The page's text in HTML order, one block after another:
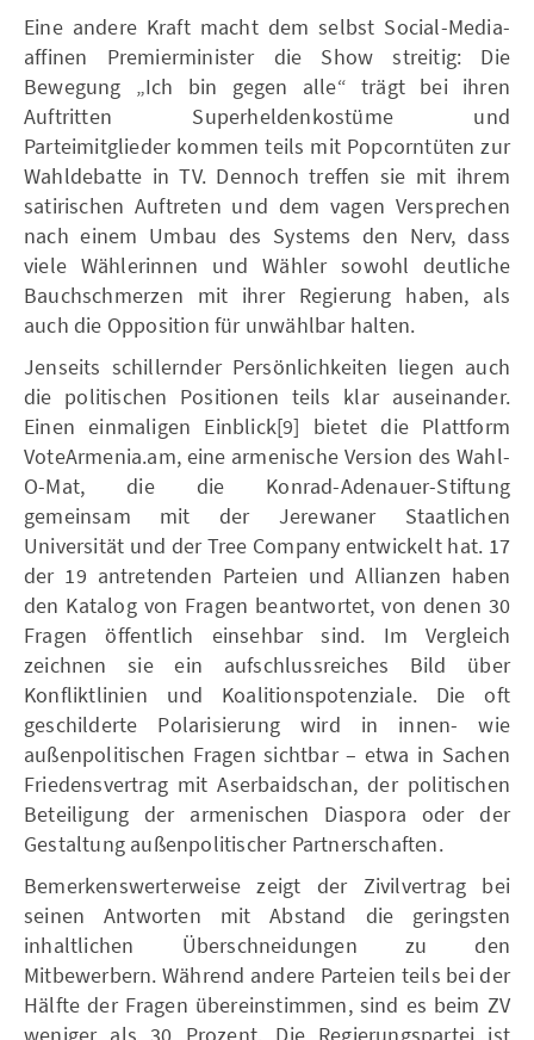
Eine andere Kraft macht dem selbst Social-Media-
affinen Premierminister die Show streitig: Die
Bewegung „Ich bin gegen alle“ trägt bei ihren
Auftritten Superheldenkostüme und
Parteimitglieder kommen teils mit Popcorntüten zur
Wahldebatte in TV. Dennoch treffen sie mit ihrem
satirischen Auftreten und dem vagen Versprechen
nach einem Umbau des Systems den Nerv, dass
viele Wählerinnen und Wähler sowohl deutliche
Bauchschmerzen mit ihrer Regierung haben, als
auch die Opposition für unwählbar halten.
Jenseits schillernder Persönlichkeiten liegen auch
die politischen Positionen teils klar auseinander.
Einen einmaligen Einblick[9] bietet die Plattform
VoteArmenia.am, eine armenische Version des Wahl-
O-Mat, die die Konrad-Adenauer-Stiftung
gemeinsam mit der Jerewaner Staatlichen
Universität und der Tree Company entwickelt hat. 17
der 19 antretenden Parteien und Allianzen haben
den Katalog von Fragen beantwortet, von denen 30
Fragen öffentlich einsehbar sind. Im Vergleich
zeichnen sie ein aufschlussreiches Bild über
Konfliktlinien und Koalitionspotenziale. Die oft
geschilderte Polarisierung wird in innen- wie
außenpolitischen Fragen sichtbar – etwa in Sachen
Friedensvertrag mit Aserbaidschan, der politischen
Beteiligung der armenischen Diaspora oder der
Gestaltung außenpolitischer Partnerschaften.
Bemerkenswerterweise zeigt der Zivilvertrag bei
seinen Antworten mit Abstand die geringsten
inhaltlichen Überschneidungen zu den
Mitbewerbern. Während andere Parteien teils bei der
Hälfte der Fragen übereinstimmen, sind es beim ZV
weniger als 30 Prozent. Die Regierungspartei ist